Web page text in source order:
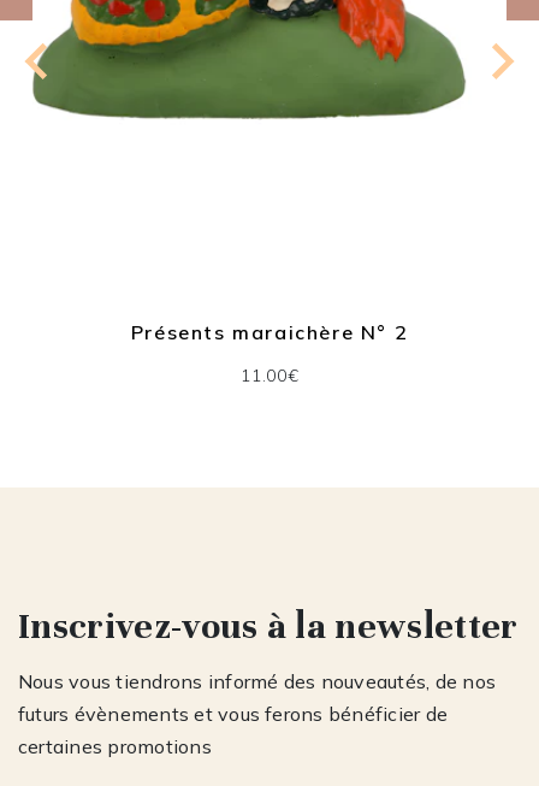
Présents maraichère N° 2
11.00€
Inscrivez-vous à la newsletter
Nous vous tiendrons informé des nouveautés, de nos
futurs évènements et vous ferons bénéficier de
certaines promotions